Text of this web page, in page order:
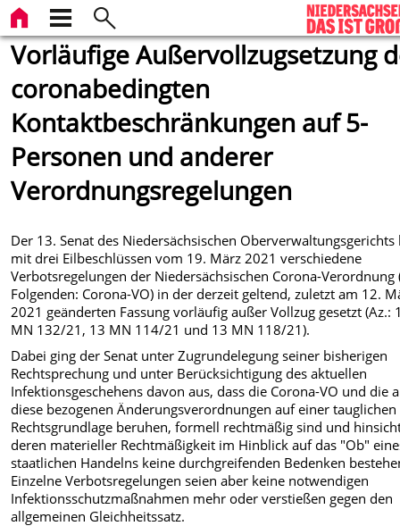
Vorläufige Außervollzugsetzung
coronabedingten
Kontaktbeschränkungen auf 5-
Personen und anderer
Verordnungsregelungen
Der 13. Senat des Niedersächsischen Oberverwaltungsgerichts
mit drei Eilbeschlüssen vom 19. März 2021 verschiedene
Verbotsregelungen der Niedersächsischen Corona-Verordnung
Folgenden: Corona-VO) in der derzeit geltend, zuletzt am 12.
2021 geänderten Fassung vorläufig außer Vollzug gesetzt (Az.:
MN 132/21, 13 MN 114/21 und 13 MN 118/21).
Dabei ging der Senat unter Zugrundelegung seiner bisherigen
Rechtsprechung und unter Berücksichtigung des aktuellen
Infektionsgeschehens davon aus, dass die Corona-VO und die
diese bezogenen Änderungsverordnungen auf einer tauglichen
Rechtsgrundlage beruhen, formell rechtmäßig sind und
deren materieller Rechtmäßigkeit im Hinblick auf das "Ob"
staatlichen Handelns keine durchgreifenden Bedenken
Einzelne Verbotsregelungen seien aber keine notwendigen
Infektionsschutzmaßnahmen mehr oder verstießen gegen den
allgemeinen Gleichheitssatz.